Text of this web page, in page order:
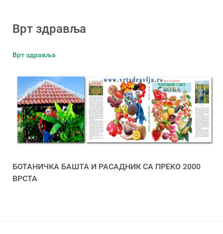
Врт здравља
Врт здравља
БОТАНИЧКА БАШТА И РАСАДНИК СА ПРЕКО 2000
ВРСТА